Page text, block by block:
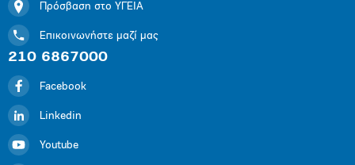
Πρόσβαση στο ΥΓΕΙΑ
Επικοινωνήστε μαζί μας
210 6867000
Facebook
Linkedin
Youtube